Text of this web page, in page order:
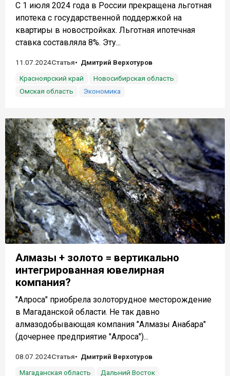
С 1 июля 2024 года в России прекращена льготная
ипотека с государственной поддержкой на
квартиры в новостройках. Льготная ипотечная
ставка составляла 8%. Эту...
11.07.2024Статья
Дмитрий Верхотуров
Красноярский край
Новосибирская область
Омская область
Экономика
Алмазы + золото = вертикально
интегрированная ювелирная
компания?
"Алроса" приобрела золоторудное месторождение
в Магаданской области. Не так давно
алмазодобывающая компания "Алмазы Анабара"
(дочернее предприятие "Алроса")...
08.07.2024Статья
Дмитрий Верхотуров
Магаданская область
Дальний Восток